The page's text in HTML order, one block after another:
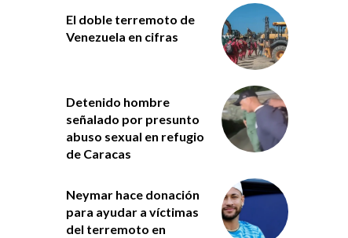
El doble terremoto de
Venezuela en cifras
Detenido hombre
señalado por presunto
abuso sexual en refugio
de Caracas
Neymar hace donación
para ayudar a víctimas
del terremoto en